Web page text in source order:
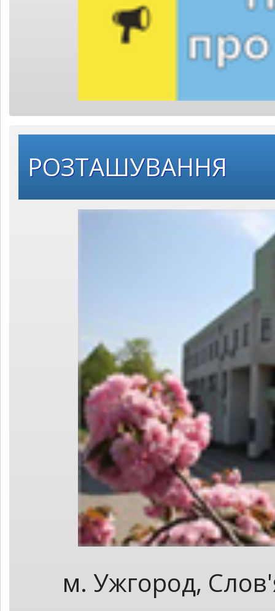
РОЗТАШУВАННЯ
м. Ужгород,